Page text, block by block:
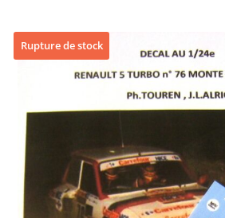
Rupture de stock